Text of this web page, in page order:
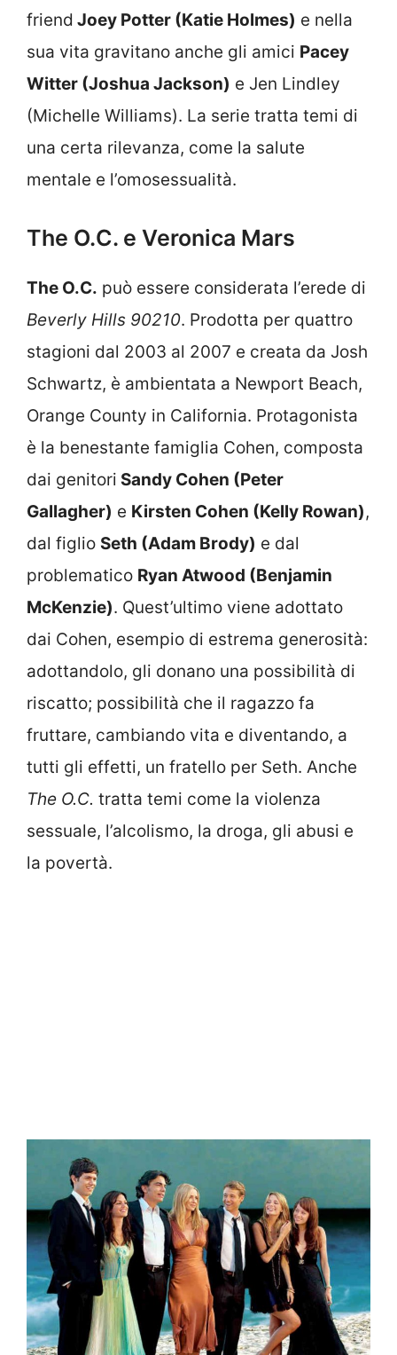
friend Joey Potter (Katie Holmes) e nella
sua vita gravitano anche gli amici Pacey
Witter (Joshua Jackson) e Jen Lindley
(Michelle Williams). La serie tratta temi di
una certa rilevanza, come la salute
mentale e l’omosessualità.
The O.C. e Veronica Mars
The O.C. può essere considerata l’erede di
Beverly Hills 90210. Prodotta per quattro
stagioni dal 2003 al 2007 e creata da Josh
Schwartz, è ambientata a Newport Beach,
Orange County in California. Protagonista
è la benestante famiglia Cohen, composta
dai genitori Sandy Cohen (Peter
Gallagher) e Kirsten Cohen (Kelly Rowan),
dal figlio Seth (Adam Brody) e dal
problematico Ryan Atwood (Benjamin
McKenzie). Quest’ultimo viene adottato
dai Cohen, esempio di estrema generosità:
adottandolo, gli donano una possibilità di
riscatto; possibilità che il ragazzo fa
fruttare, cambiando vita e diventando, a
tutti gli effetti, un fratello per Seth. Anche
The O.C. tratta temi come la violenza
sessuale, l’alcolismo, la droga, gli abusi e
la povertà.